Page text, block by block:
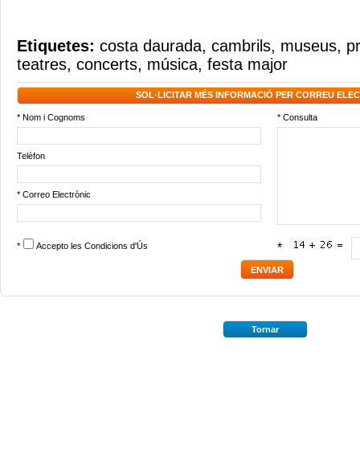
Etiquetes: costa daurada, cambrils, museus,
teatres, concerts, música, festa major
SOL·LICITAR MÉS INFORMACIÓ PER CORREU
* Nom i Cognoms * Consulta
Telèfon
* Correo Electrònic
* Accepto les Condicions d'Ús *
Tornar